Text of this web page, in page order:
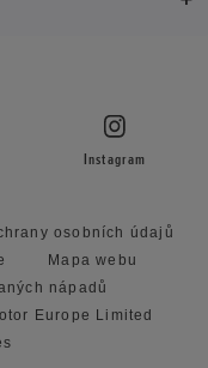
Instagram
osobních údajů
Mapa webu
nápadů
Europe Limited